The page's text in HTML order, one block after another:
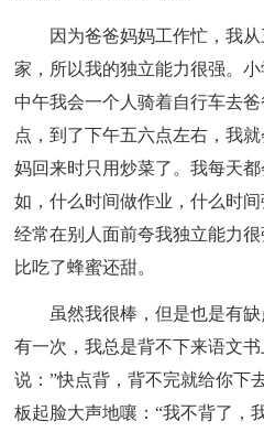
因为爸爸妈妈工作忙，我
家，所以我的独立能力很强。
中午我会一个人骑着自行车去
点，到了下午五六点左右，我
妈回来时只用炒菜了。我每天
如，什么时间做作业，什么时
经常在别人面前夸我独立能力
比吃了蜂蜜还甜。
虽然我很棒，但是也是有
有一次，我总是背不下来语文
说：”快点背，背不完就给你下
板起脸大声地嚷：“我不背了，